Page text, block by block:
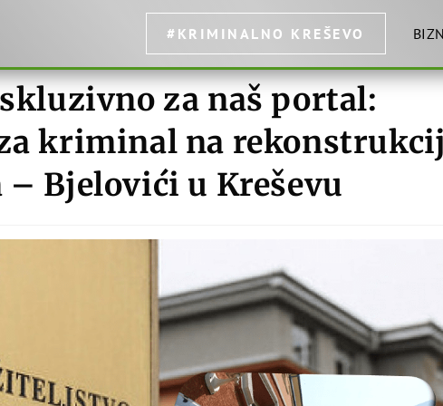
#KRIMINALNO KREŠEVO
za naš portal:
kriminal na
– Bjelovići u Kreševu